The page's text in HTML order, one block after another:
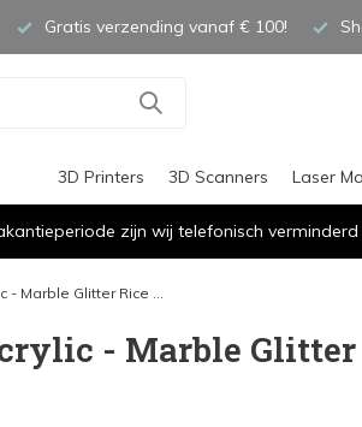
Gratis verzending vanaf € 100!
3D Printers 3D Scanners Laser
zijn wij telefonisch
- Marble Glitter Rice ...
- Marble Glitter